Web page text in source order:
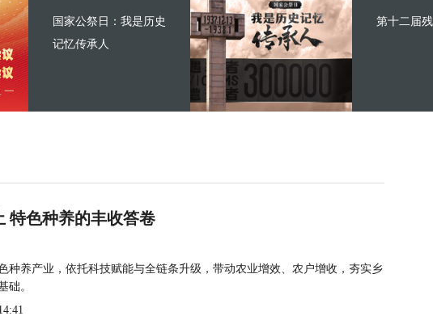
国家公祭日：我是历史
记忆传承人
第十二届
特色种养的丰收答卷
种养产业，依托科技赋能与全链条升级，带动农业增效、农户增收，夯实乡
础。